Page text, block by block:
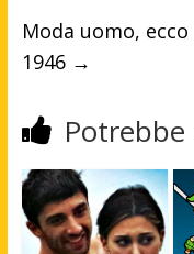
Moda uomo,
1946 →